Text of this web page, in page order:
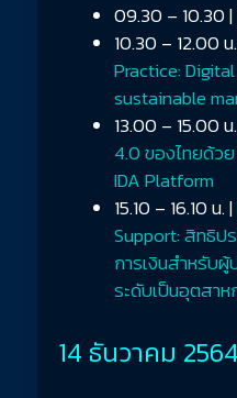
09.30 – 10.30
10.30 – 12.00
Practice:
sustainable
13.00 – 15.00
4.0 ของไทยด้ว
IDA Platform
15.10 – 16.10 น. |
Support: สิทธิป
การเงินสำหรับ
ระดับเป็นอุตสา
14 ธันวาคม 2564